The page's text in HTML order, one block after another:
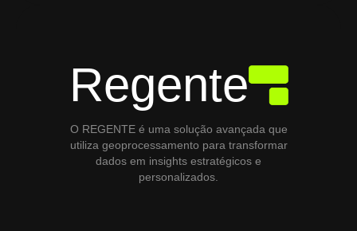
Regente
O REGENTE é uma solução avançada que
utiliza geoprocessamento para transformar
dados em insights estratégicos e
personalizados.